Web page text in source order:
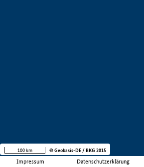
Impressum Datenschutzerklärung
100 km © Geobasis-DE / BKG 2015